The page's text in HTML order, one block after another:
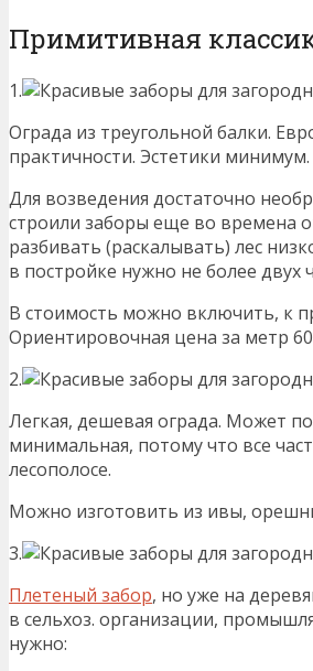
Примитивная
1.
Ограда из треугольной балки.
практичности. Эстетики
Для возведения достаточно
строили заборы еще во времена
разбивать (раскалывать) лес
в постройке нужно не более двух
В стоимость можно включить, к
Ориентировочная цена за метр
2.
Легкая, дешевая ограда. Может
минимальная, потому что все
лесополосе.
Можно изготовить из ивы,
3.
Плетеный забор, но уже на
в сельхоз. организации,
нужно: